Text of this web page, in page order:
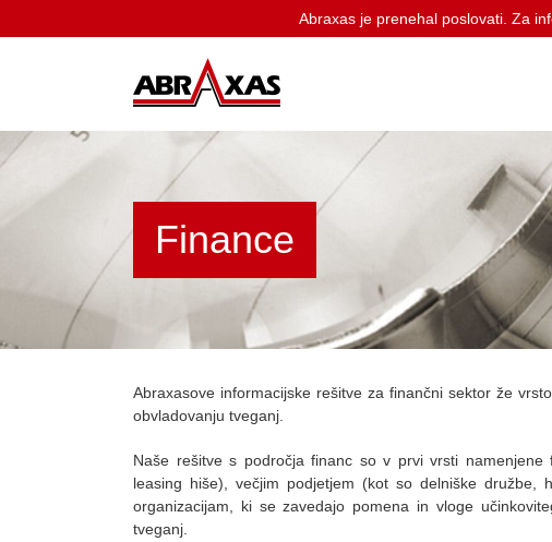
Abraxas je prenehal poslovati. Za
Finance
Abraxasove informacijske rešitve za finančni sektor že
obvladovanju tveganj.
Naše rešitve s področja financ so v prvi vrsti namenjene
leasing hiše), večjim podjetjem (kot so delniške družbe,
organizacijam, ki se zavedajo pomena in vloge
tveganj.